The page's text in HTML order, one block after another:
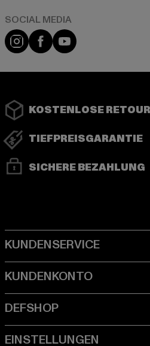
Instagram
FacebookYouTube
KOSTENLOSE
TIEFPREISGARANTIE
SICHERE BEZAHLUNG